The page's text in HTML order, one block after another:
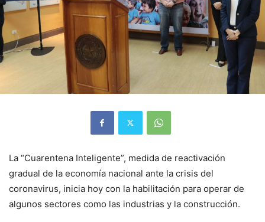
La “Cuarentena Inteligente”, medida de reactivación
gradual de la economía nacional ante la crisis del
coronavirus, inicia hoy con la habilitación para operar de
algunos sectores como las industrias y la construcción.